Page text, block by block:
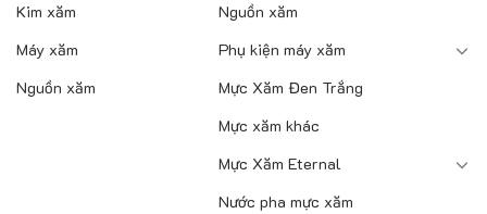
Kim xăm
Máy xăm
Nguồn xăm
Nguồn xăm
Phụ kiện máy xăm
Mực Xăm Đen Trắng
Mực xăm khác
Mực Xăm Eternal
Nước pha mực xăm